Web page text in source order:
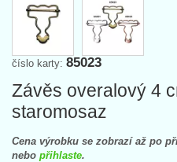
číslo karty: 85023
Závěs overalový 4
staromosaz
Cena výrobku se zobrazí až po
nebo přihlaste.